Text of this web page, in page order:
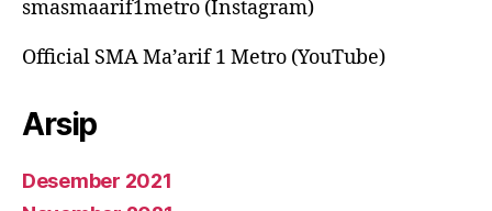
smasmaarif1metro (Instagram)
Official SMA Ma’arif 1 Metro (YouTube)
Arsip
Desember 2021